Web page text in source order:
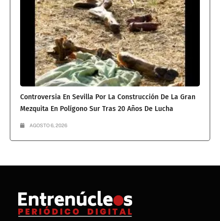
Controversia En Sevilla Por La Construcción De La Gran
Mezquita En Polígono Sur Tras 20 Años De Lucha
AGOSTO 6, 2026